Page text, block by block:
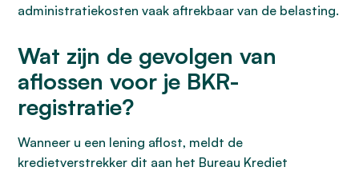
administratiekosten vaak aftrekbaar van de belasting.
Wat zijn de gevolgen van
aflossen voor je BKR-
registratie?
Wanneer u een lening aflost, meldt de
kredietverstrekker dit aan het Bureau Krediet